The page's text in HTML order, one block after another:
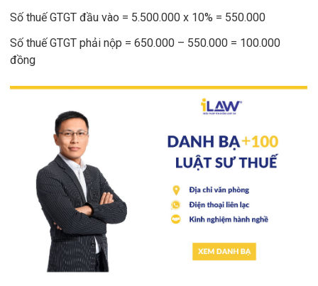
Số thuế GTGT đầu vào = 5.500.000 x 10% = 550.000
Số thuế GTGT phải nộp = 650.000 – 550.000 = 100.000
đồng